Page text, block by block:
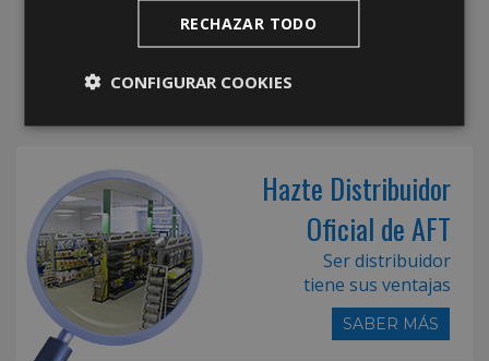
Hazte Distribuidor
Oficial de AFT
Ser distribuidor
tiene sus ventajas
SABER MÁS
RECHAZAR TODO
CONFIGURAR COOKIES